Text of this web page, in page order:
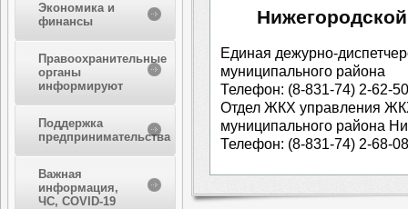
Экономика и
финансы
Правоохранительные
органы
информируют
Поддержка
предпринимательства
Важная
информация,
ЧС, COVID-19
Единая дежурно-
муниципального района
Телефон: (8-831-74) 2-62-50
Отдел ЖКХ управления
муниципального района
Телефон: (8-831-74) 2-68-